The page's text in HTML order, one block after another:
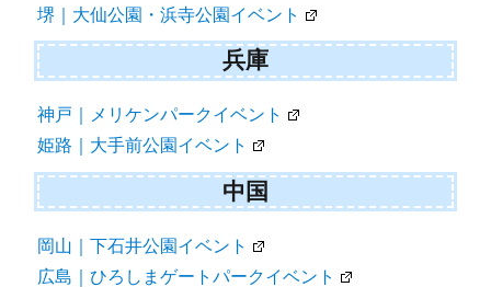
堺｜大仙公園・浜寺公園イベント
兵庫
神戸｜メリケンパークイベント
姫路｜大手前公園イベント
中国
岡山｜下石井公園イベント
広島｜ひろしまゲートパークイベント